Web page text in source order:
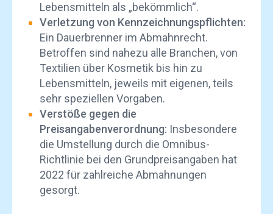
Lebensmitteln als „bekömmlich“.
Verletzung von Kennzeichnungspflichten:
Ein Dauerbrenner im Abmahnrecht.
Betroffen sind nahezu alle Branchen, von
Textilien über Kosmetik bis hin zu
Lebensmitteln, jeweils mit eigenen, teils
sehr speziellen Vorgaben.
Verstöße gegen die
Preisangabenverordnung: Insbesondere
die Umstellung durch die Omnibus-
Richtlinie bei den Grundpreisangaben hat
2022 für zahlreiche Abmahnungen
gesorgt.